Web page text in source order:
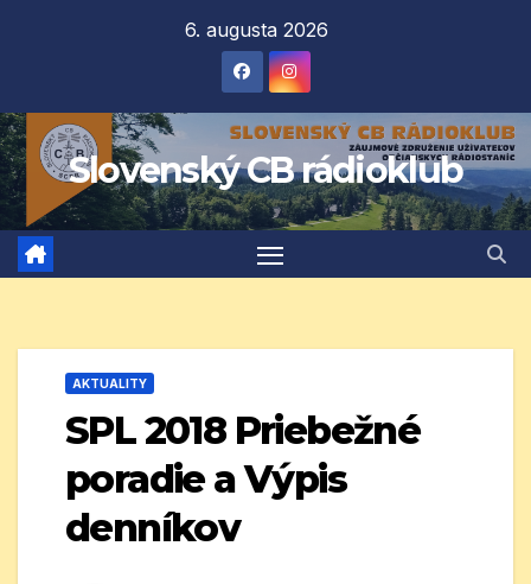
6. augusta 2026
Slovenský CB rádioklub
AKTUALITY
SPL 2018 Priebežné
poradie a Výpis
denníkov